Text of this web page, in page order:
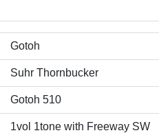
Gotoh
Suhr Thornbucker
Gotoh 510
1vol 1tone with Freeway SW